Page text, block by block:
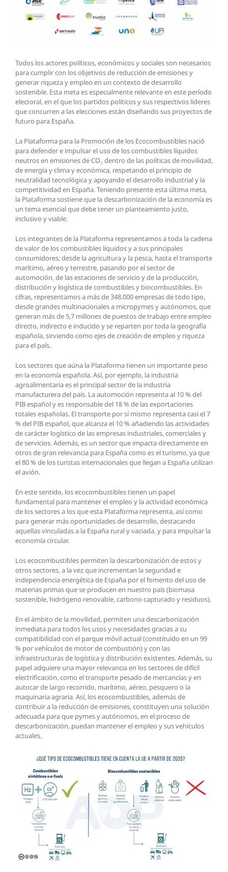
Todos los actores políticos, económicos y sociales son necesarios
para cumplir con los objetivos de reducción de emisiones y
generar riqueza y empleo en un contexto de desarrollo
sostenible. Esta meta es especialmente relevante en este período
electoral, en el que los partidos políticos y sus respectivos líderes
que concurren a las elecciones están diseñando sus proyectos de
futuro para España.
La Plataforma para la Promoción de los Ecocombustibles nació
para defender e impulsar el uso de los combustibles líquidos
neutros en emisiones de CO₂ dentro de las políticas de movilidad,
de energía y clima y económica, respetando el principio de
neutralidad tecnológica y apoyando el desarrollo industrial y la
competitividad en España. Teniendo presente esta última meta,
la Plataforma sostiene que la descarbonización de la economía es
un tema esencial que debe tener un planteamiento justo,
inclusivo y viable.
Los integrantes de la Plataforma representamos a toda la cadena
de valor de los combustibles líquidos y a sus principales
consumidores; desde la agricultura y la pesca, hasta el transporte
marítimo, aéreo y terrestre, pasando por el sector de
automoción, de las estaciones de servicio y de la producción,
distribución y logística de combustibles y biocombustibles. En
cifras, representamos a más de 348.000 empresas de todo tipo,
desde grandes multinacionales a micropymes y autónomos, que
generan más de 5,7 millones de puestos de trabajo entre empleo
directo, indirecto e inducido y se reparten por toda la geografía
española, sirviendo como ejes de creación de empleo y riqueza
para el país.
Los sectores que aúna la Plataforma tienen un importante peso
en la economía española. Así, por ejemplo, la industria
agroalimentaria es el principal sector de la industria
manufacturera del país. La automoción representa al 10 % del
PIB español y es responsable del 18 % de las exportaciones
totales españolas. El transporte por sí mismo representa casi el 7
% del PIB español, que alcanza el 10 % añadiendo las actividades
de carácter logístico de las empresas industriales, comerciales y
de servicios. Además, es un sector que impacta directamente en
otros de gran relevancia para España como es el turismo, ya que
el 80 % de los turistas internacionales que llegan a España utilizan
el avión.
En este sentido, los ecocombustibles tienen un papel
fundamental para mantener el empleo y la actividad económica
de los sectores a los que esta Plataforma representa, así como
para generar más oportunidades de desarrollo, destacando
aquellas vinculadas a la España rural y vaciada, y para impulsar la
economía circular.
Los ecocombustibles permiten la descarbonización de estos y
otros sectores, a la vez que incrementan la seguridad e
independencia energética de España por el fomento del uso de
materias primas que se producen en nuestro país (biomasa
sostenible, hidrógeno renovable, carbono capturado y residuos).
En el ámbito de la movilidad, permiten una descarbonización
inmediata para todos los usos y necesidades gracias a su
compatibilidad con el parque móvil actual (constituido en un 99
% por vehículos de motor de combustión) y con las
infraestructuras de logística y distribución existentes. Además, su
papel adquiere una mayor relevancia en los sectores de difícil
electrificación, como el transporte pesado de mercancías y en
autocar de largo recorrido, marítimo, aéreo, pesquero o la
maquinaria agraria. Así, los ecocombustibles, además de
contribuir a la reducción de emisiones, constituyen una solución
adecuada para que pymes y autónomos, en el proceso de
descarbonización, puedan mantener el empleo y sus vehículos
actuales.